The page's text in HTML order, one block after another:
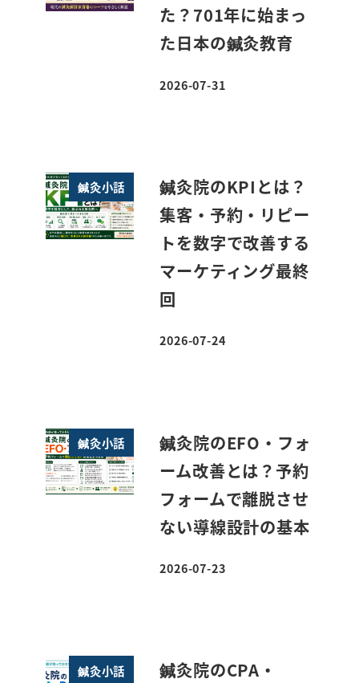
た？701年に始まっ
た日本の鍼灸教育
投稿日
2026-07-31
鍼灸小話
鍼灸院のKPIとは？
集客・予約・リピー
トを数字で改善する
マーケティング最終
回
投稿日
2026-07-24
鍼灸小話
鍼灸院のEFO・フォ
ーム改善とは？予約
フォームで離脱させ
ない導線設計の基本
投稿日
2026-07-23
鍼灸小話
鍼灸院のCPA・